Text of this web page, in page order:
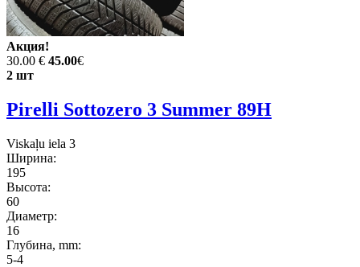
Акция!
30.00 € 45.00€
2 шт
Pirelli Sottozero 3 Summer 89H
Viskaļu iela 3
Ширина:
195
Высота:
60
Диаметр:
16
Глубина, mm:
5-4